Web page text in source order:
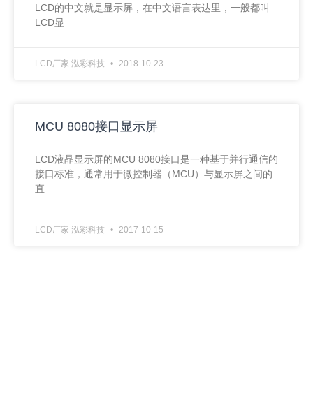
LCD的中文就是显示屏，在中文语言表达里，一般都叫
LCD显
LCD厂家 泓彩科技 2018-10-23
MCU 8080接口显示屏
LCD液晶显示屏的MCU 8080接口是一种基于并行通信的
接口标准，通常用于微控制器（MCU）与显示屏之间的
直
LCD厂家 泓彩科技 2017-10-15